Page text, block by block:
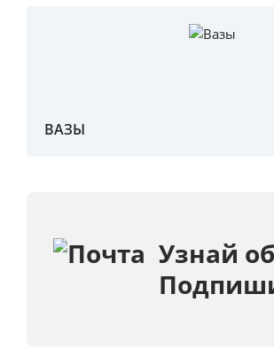
ВАЗЫ
Узнай